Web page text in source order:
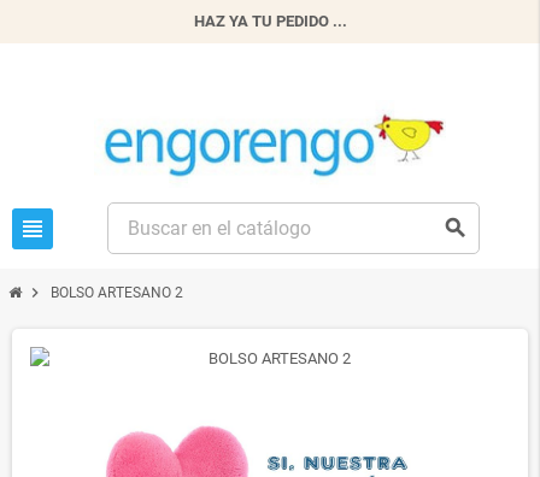
HAZ YA TU PEDIDO ...
view_headline search
chevron_right BOLSO ARTESANO 2